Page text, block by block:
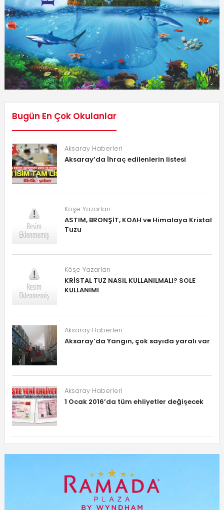
Bugün En Çok Okulanlar
Aksaray Haberleri
Aksaray’da İhraç edilenlerin listesi
Köşe Yazarları
ASTIM, BRONŞİT, KOAH ve Himalaya Kristal
Tuzu
Köşe Yazarları
KRİSTAL TUZ NASIL KULLANILMALI? SOLE
KULLANIMI
Aksaray Haberleri
Aksaray’da Yangın, çok sayıda yaralı var
Aksaray Haberleri
1 Ocak 2016’da tüm ehliyetler değişecek